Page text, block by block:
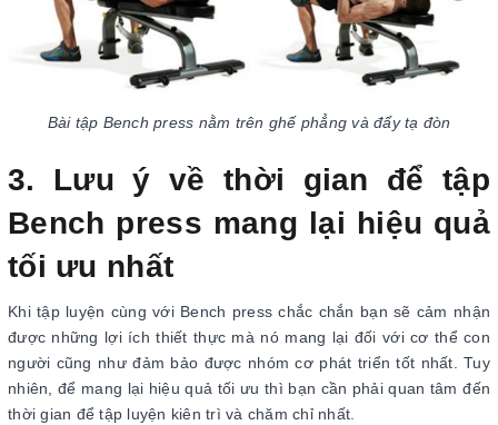
Bài tập Bench press nằm trên ghế phẳng và đẩy tạ đòn
3. Lưu ý về thời gian để tập
Bench press mang lại hiệu quả
tối ưu nhất
Khi tập luyện cùng với Bench press chắc chắn bạn sẽ cảm nhận
được những lợi ích thiết thực mà nó mang lại đối với cơ thể con
người cũng như đảm bảo được nhóm cơ phát triển tốt nhất. Tuy
nhiên, để mang lại hiệu quả tối ưu thì bạn cần phải quan tâm đến
thời gian để tập luyện kiên trì và chăm chỉ nhất.